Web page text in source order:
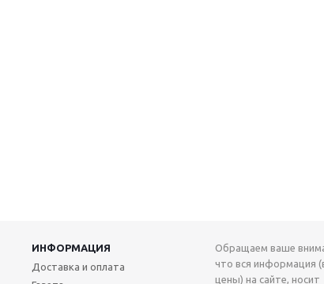
ИНФОРМАЦИЯ
Доставка и оплата
Обращаем ваше
что вся информация
цены) на сайте, носит